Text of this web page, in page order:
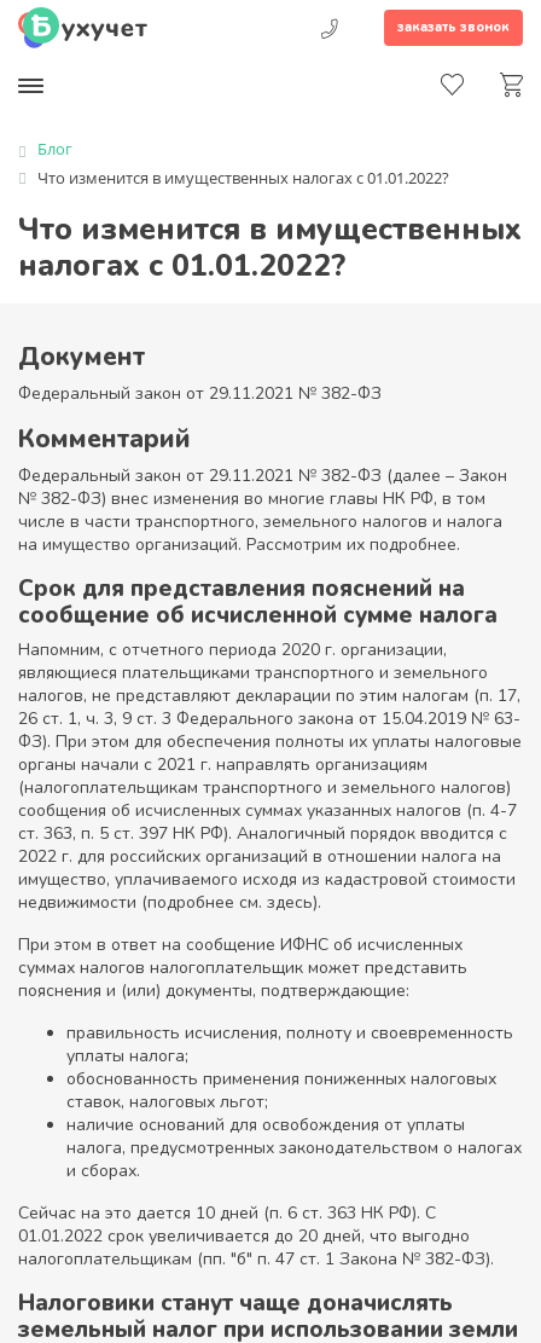
заказать звонок
Блог
Что изменится в имущественных налогах с 01.01.2022?
Что изменится в имущественных
налогах с 01.01.2022?
Документ
Федеральный закон от 29.11.2021 № 382-ФЗ
Комментарий
Федеральный закон от 29.11.2021 № 382-ФЗ (далее – Закон
№ 382-ФЗ) внес изменения во многие главы НК РФ, в том
числе в части транспортного, земельного налогов и налога
на имущество организаций. Рассмотрим их подробнее.
Срок для представления пояснений на
сообщение об исчисленной сумме налога
Напомним, с отчетного периода 2020 г. организации,
являющиеся плательщиками транспортного и земельного
налогов, не представляют декларации по этим налогам (п. 17,
26 ст. 1, ч. 3, 9 ст. 3 Федерального закона от 15.04.2019 № 63-
ФЗ). При этом для обеспечения полноты их уплаты налоговые
органы начали с 2021 г. направлять организациям
(налогоплательщикам транспортного и земельного налогов)
сообщения об исчисленных суммах указанных налогов (п. 4-7
ст. 363, п. 5 ст. 397 НК РФ). Аналогичный порядок вводится с
2022 г. для российских организаций в отношении налога на
имущество, уплачиваемого исходя из кадастровой стоимости
недвижимости (подробнее см. здесь).
При этом в ответ на сообщение ИФНС об исчисленных
суммах налогов налогоплательщик может представить
пояснения и (или) документы, подтверждающие:
правильность исчисления, полноту и своевременность
уплаты налога;
обоснованность применения пониженных налоговых
ставок, налоговых льгот;
наличие оснований для освобождения от уплаты
налога, предусмотренных законодательством о налогах
и сборах.
Сейчас на это дается 10 дней (п. 6 ст. 363 НК РФ). С
01.01.2022 срок увеличивается до 20 дней, что выгодно
налогоплательщикам (пп. "б" п. 47 ст. 1 Закона № 382-ФЗ).
Налоговики станут чаще доначислять
земельный налог при использовании земли